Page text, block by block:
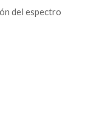
del espectro